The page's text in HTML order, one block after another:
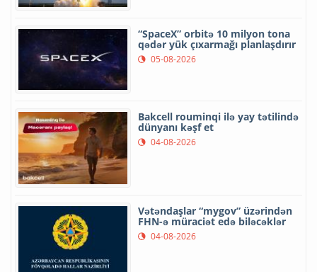
“SpaceX” orbitə 10 milyon tona
qədər yük çıxarmağı planlaşdırır
05-08-2026
Bakcell rouminqi ilə yay tətilində
dünyanı kəşf et
04-08-2026
Vətəndaşlar “mygov” üzərindən
FHN-ə müraciət edə biləcəklər
04-08-2026